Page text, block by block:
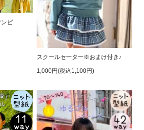
ンピ
スクールセーター※おまけ付き♪
1,000円(税込1,100円)